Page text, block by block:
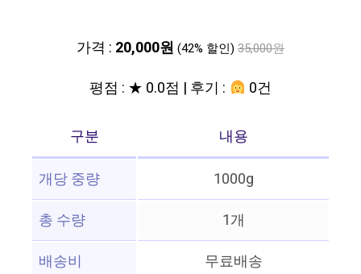
가격 : 20,000원 (42% 할인) 35,000원
평점 : ★ 0.0점 | 후기 : 0건
구분
내용
개당 중량
1000g
총 수량
1개
배송비
무료배송